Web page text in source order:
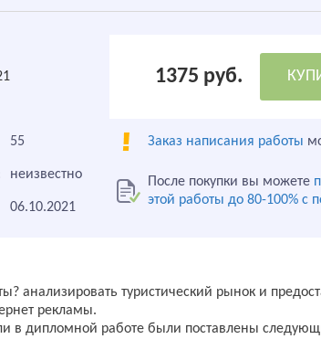
1375 руб.
55 Заказ написания работы
неизвестно После покупки вы можете
этой работы до 80-100% с
06.10.2021
анализировать туристический рынок и
рекламы.
в дипломной работе были поставлены